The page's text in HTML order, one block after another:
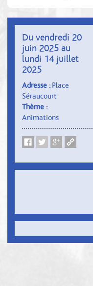
Du vendredi 20
juin 2025 au
lundi 14 juillet
2025
Adresse : Place
Séraucourt
Thème :
Animations